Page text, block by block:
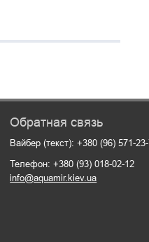
Обратная связь
Вайбер (текст): +380 (96) 571-
Телефон: +380 (93) 018-02-12
info@aquamir.kiev.ua